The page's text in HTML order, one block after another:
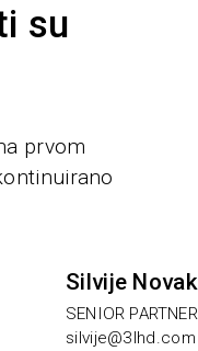
su
prvom
Silvije Novak
SENIOR PARTNER
silvije@3lhd.com